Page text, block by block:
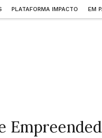
PLATAFORMA IMPACTO EM